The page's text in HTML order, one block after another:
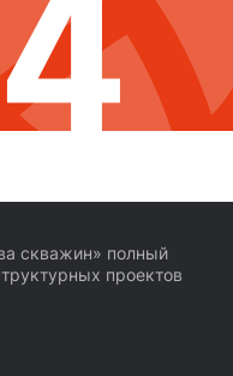
скважин» полный
проектов